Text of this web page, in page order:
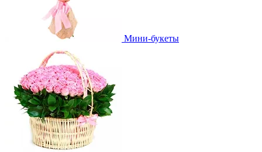
Мини-букеты